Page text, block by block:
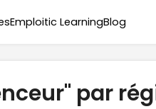
Emploitic LearningBlog
par